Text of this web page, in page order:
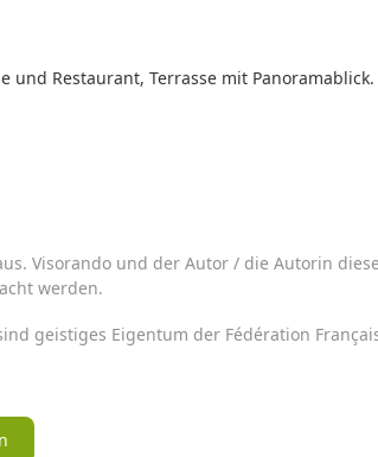
und Restaurant, Terrasse mit
Visorando und der Autor / die Autorin
werden.
geistiges Eigentum der Fédération